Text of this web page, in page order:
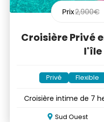
Prix2,900€
Croisière Privé
l'île
Privé Flexible
Croisière intime de 7
Sud Ouest